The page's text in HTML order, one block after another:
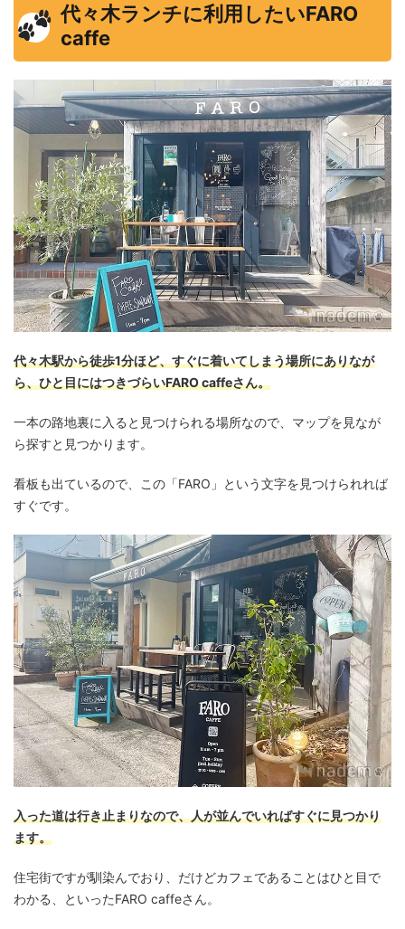
代々木ランチに利用したいFARO
caffe
代々木駅から徒歩1分ほど、すぐに着いてしまう場所にありなが
ら、ひと目にはつきづらいFARO caffeさん。
一本の路地裏に入ると見つけられる場所なので、マップを見なが
ら探すと見つかります。
看板も出ているので、この「FARO」という文字を見つけられれば
すぐです。
入った道は行き止まりなので、人が並んでいればすぐに見つかり
ます。
住宅街ですが馴染んでおり、だけどカフェであることはひと目で
わかる、といったFARO caffeさん。